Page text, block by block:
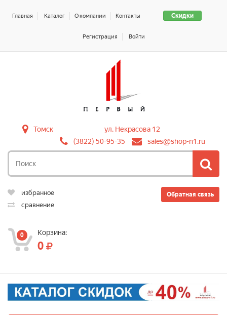
Скидки
Главная Каталог О компании Контакты
Регистрация Войти
Томск
ул. Некрасова 12
(3822) 50-95-35
sales@shop-n1.ru
Обратная связь
избранное
сравнение
0 Корзина:
0